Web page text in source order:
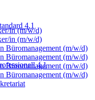
4.1
4.1
in (m/w/d)
in (m/w/d)
Büromanagement (m/w/d)
Büromanagement (m/w/d)
Büromanagement (m/w/d)
Büromanagement (m/w/d)